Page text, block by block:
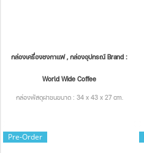
กล่องเครื่องชงกาแฟ , กล่องอุปกรณ์ Brand :
World Wide Coffee
กล่องพัสดุฝาชนขนาด : 34 x 43 x 27 cm.
Pre-Order